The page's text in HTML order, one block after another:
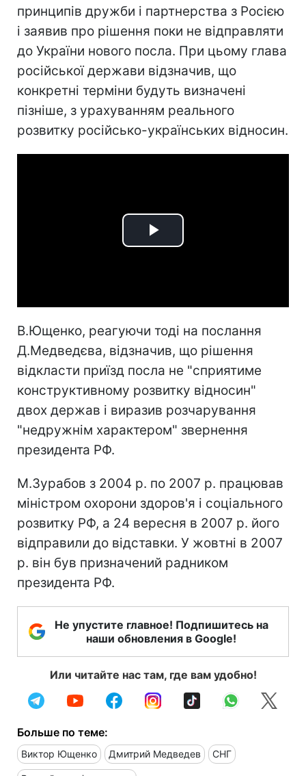
принципів дружби і партнерства з Росією
і заявив про рішення поки не відправляти
до України нового посла. При цьому глава
російської держави відзначив, що
конкретні терміни будуть визначені
пізніше, з урахуванням реального
розвитку російсько-українських відносин.
Play
В.Ющенко, реагуючи тоді на послання
Д.Медведєва, відзначив, що рішення
відкласти приїзд посла не "сприятиме
конструктивному розвитку відносин"
двох держав і виразив розчарування
"недружнім характером" звернення
президента РФ.
М.Зурабов з 2004 р. по 2007 р. працював
міністром охорони здоров'я і соціального
розвитку РФ, а 24 вересня в 2007 р. його
відправили до відставки. У жовтні в 2007
р. він був призначений радником
президента РФ.
Не упустите главное! Подпишитесь на
наши обновления в Google!
Или читайте нас там, где вам удобно!
Больше по теме:
Виктор Ющенко Дмитрий Медведев СНГ